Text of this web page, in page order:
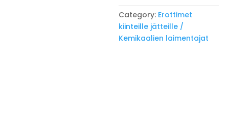
Category: Erottimet
kiinteille jätteille /
Kemikaalien laimentajat